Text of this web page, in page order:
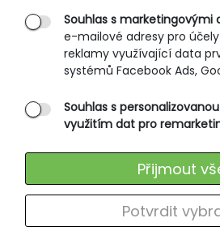
Souhlas s marketingovými
e-mailové adresy pro
reklamy využívající data
systémů Facebook Ads,
Souhlas s
využitím dat pro
Potvrdit
Přijmout
Rozměrové tabulky
Způsoby doručení
Ochrana osobních údajů
SLUŽBY ZÁKAZNÍKŮM
Výměna zboží